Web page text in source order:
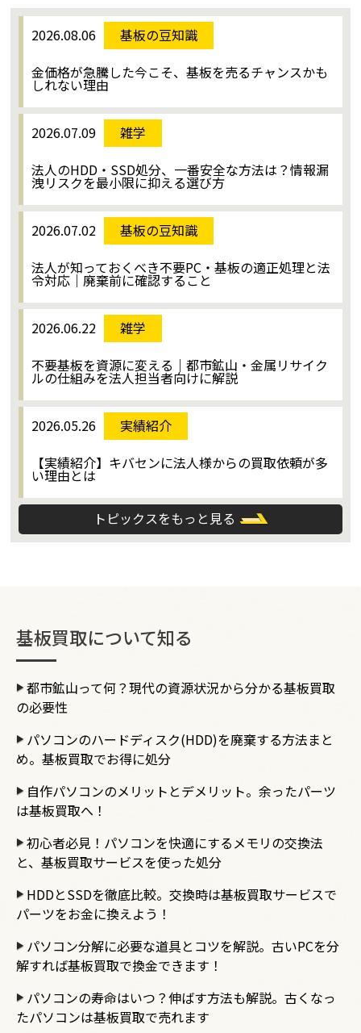
2026.08.06
基板の豆知識
金価格が急騰した今こそ、基板を売るチャンスかも
しれない理由
2026.07.09
雑学
法人のHDD・SSD処分、一番安全な方法は？情報漏
洩リスクを最小限に抑える選び方
2026.07.02
基板の豆知識
法人が知っておくべき不要PC・基板の適正処理と法
令対応｜廃棄前に確認すること
2026.06.22
雑学
不要基板を資源に変える｜都市鉱山・金属リサイク
ルの仕組みを法人担当者向けに解説
2026.05.26
実績紹介
【実績紹介】キバセンに法人様からの買取依頼が多
い理由とは
トピックスをもっと見る
基板買取について知る
都市鉱山って何？現代の資源状況から分かる基板買取
の必要性
パソコンのハードディスク(HDD)を廃棄する方法まと
め。基板買取でお得に処分
自作パソコンのメリットとデメリット。余ったパーツ
は基板買取へ！
初心者必見！パソコンを快適にするメモリの交換法
と、基板買取サービスを使った処分
HDDとSSDを徹底比較。交換時は基板買取サービスで
パーツをお金に換えよう！
パソコン分解に必要な道具とコツを解説。古いPCを分
解すれば基板買取で換金できます！
パソコンの寿命はいつ？伸ばす方法も解説。古くなっ
たパソコンは基板買取で売れます